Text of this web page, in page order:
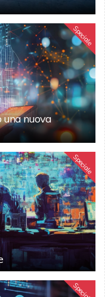
Speciale
una nuova
Speciale